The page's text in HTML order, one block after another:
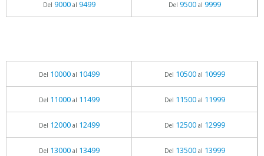
Del 9000al 9499 Del 9500al 9999
Del 10000al 10499 Del 10500al 10999
Del 11000al 11499 Del 11500al 11999
Del 12000al 12499 Del 12500al 12999
Del 13000al 13499 Del 13500al 13999